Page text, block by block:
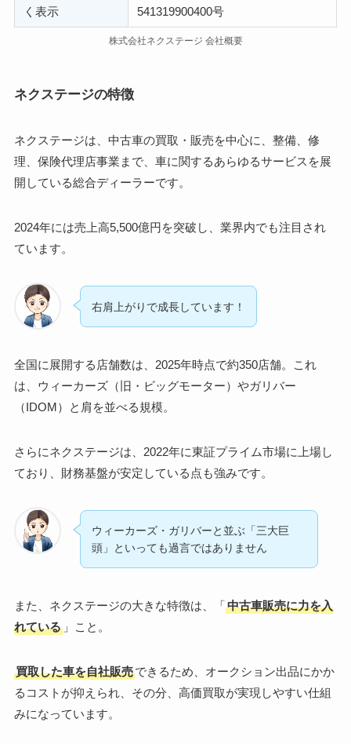
く表示
541319900400号
株式会社ネクステージ 会社概要
ネクステージの特徴
ネクステージは、中古車の買取・販売を中心に、整備、修
理、保険代理店事業まで、車に関するあらゆるサービスを展
開している総合ディーラーです。
2024年には売上高5,500億円を突破し、業界内でも注目され
ています。
右肩上がりで成長しています！
全国に展開する店舗数は、2025年時点で約350店舗。これ
は、ウィーカーズ（旧・ビッグモーター）やガリバー
（IDOM）と肩を並べる規模。
さらにネクステージは、2022年に東証プライム市場に上場し
ており、財務基盤が安定している点も強みです。
ウィーカーズ・ガリバーと並ぶ「三大巨
頭」といっても過言ではありません
また、ネクステージの大きな特徴は、「中古車販売に力を入
れている」こと。
買取した車を自社販売できるため、オークション出品にかか
るコストが抑えられ、その分、高価買取が実現しやすい仕組
みになっています。